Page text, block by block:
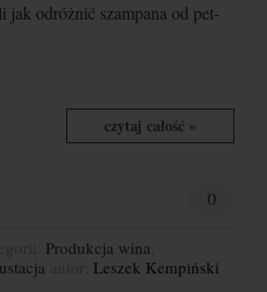
odróżnić szampana od pet-
czytaj całość »
0
Produkcja wina
Leszek Kempiński